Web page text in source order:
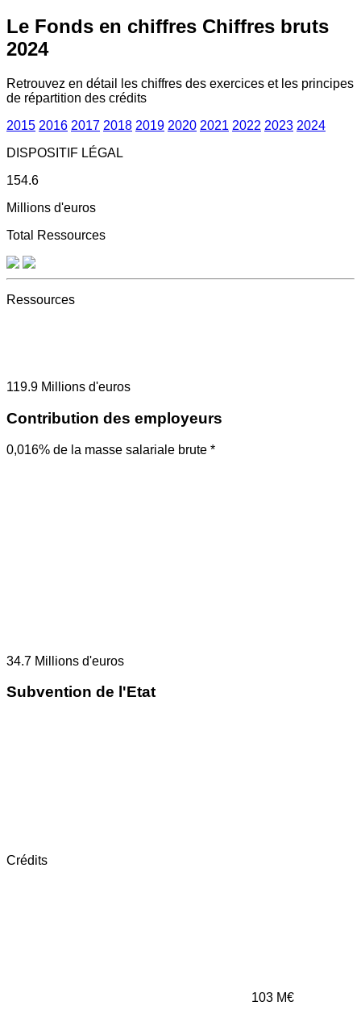
Le Fonds en chiffres Chiffres bruts
2024
Retrouvez en détail les chiffres des exercices et les principes
de répartition des crédits
2015 2016 2017 2018 2019 2020 2021 2022 2023 2024
DISPOSITIF LÉGAL
154.6
Millions d'euros
Total Ressources
Ressources
119.9 Millions d'euros
Contribution des employeurs
0,016% de la masse salariale brute *
34.7 Millions d'euros
Subvention de l'Etat
Crédits
103 M€